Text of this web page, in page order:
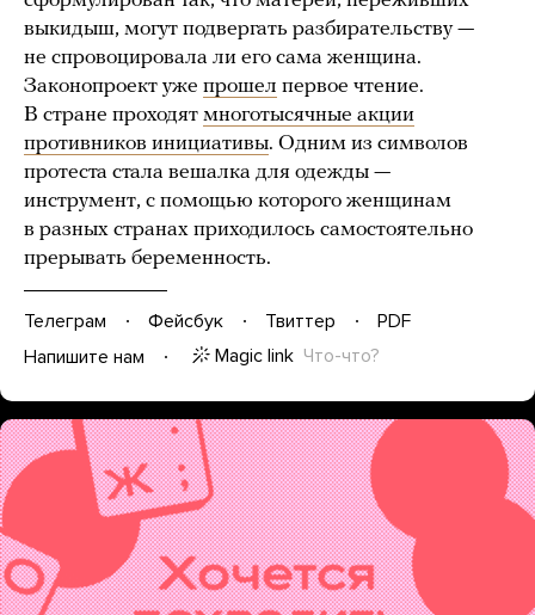
выкидыш, могут подвергать разбирательству —
не спровоцировала ли его сама женщина.
Законопроект уже прошел первое чтение.
В стране проходят многотысячные акции
противников инициативы. Одним из символов
протеста стала вешалка для одежды —
инструмент, с помощью которого женщинам
в разных странах приходилось самостоятельно
прерывать беременность.
Телеграм Фейсбук Твиттер
PDF
Напишите нам
Magic link Что-что?